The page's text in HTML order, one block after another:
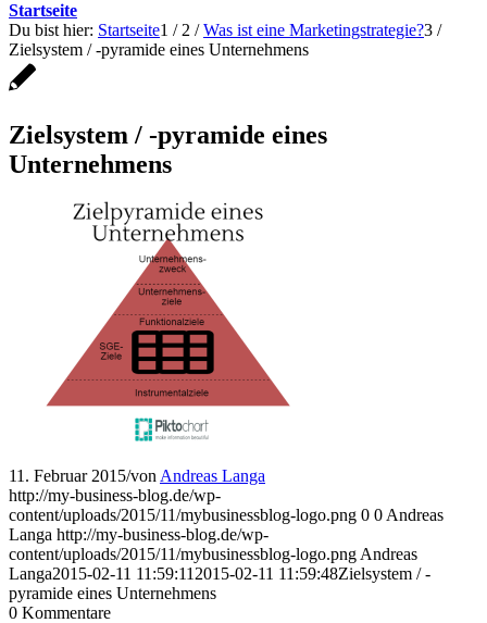
Startseite
Du bist hier: Startseite1 / 2 / Was ist eine Marketingstrategie?3 /
Zielsystem / -pyramide eines Unternehmens
Zielsystem / -pyramide eines
Unternehmens
11. Februar 2015/von Andreas Langa
http://my-business-blog.de/wp-
content/uploads/2015/11/mybusinessblog-logo.png 0 0 Andreas
Langa http://my-business-blog.de/wp-
content/uploads/2015/11/mybusinessblog-logo.png Andreas
Langa2015-02-11 11:59:11 2015-02-11 11:59:48Zielsystem / -
pyramide eines Unternehmens
0 Kommentare